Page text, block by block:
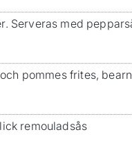
Serveras med
pommes frites,
remouladsås